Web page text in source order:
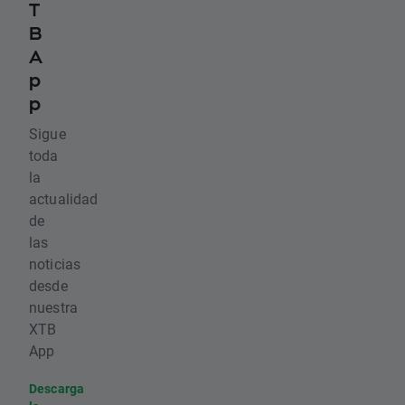
T
B
A
p
p
Sigue
toda
la
actualidad
de
las
noticias
desde
nuestra
XTB
App
Descarga